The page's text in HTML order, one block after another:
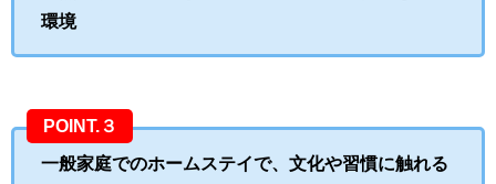
環境
POINT.３
一般家庭でのホームステイで、文化や習慣に触れる